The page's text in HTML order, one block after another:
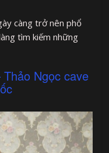
càng trở nên phổ
tìm kiếm những
Ngọc cave